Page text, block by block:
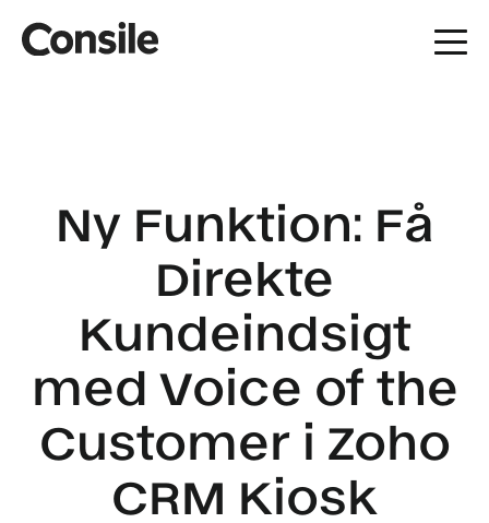
Ny Funktion: Få
Direkte
Kundeindsigt
med Voice of the
Customer i Zoho
CRM Kiosk